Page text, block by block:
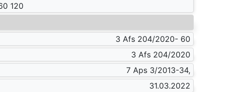
120
3 Afs 204/2020- 60
3 Afs 204/2020
7 Aps 3/2013-34,
31.03.2022